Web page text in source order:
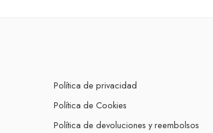
Política de privacidad
Política de Cookies
Política de devoluciones y reembolsos